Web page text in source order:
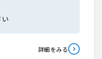
詳細をみる